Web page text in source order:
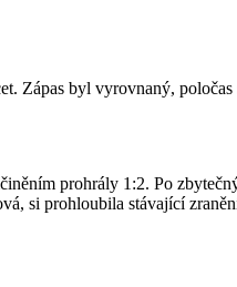
Zápas byl vyrovnaný,
prohrály 1:2. Po
si prohloubila stávající